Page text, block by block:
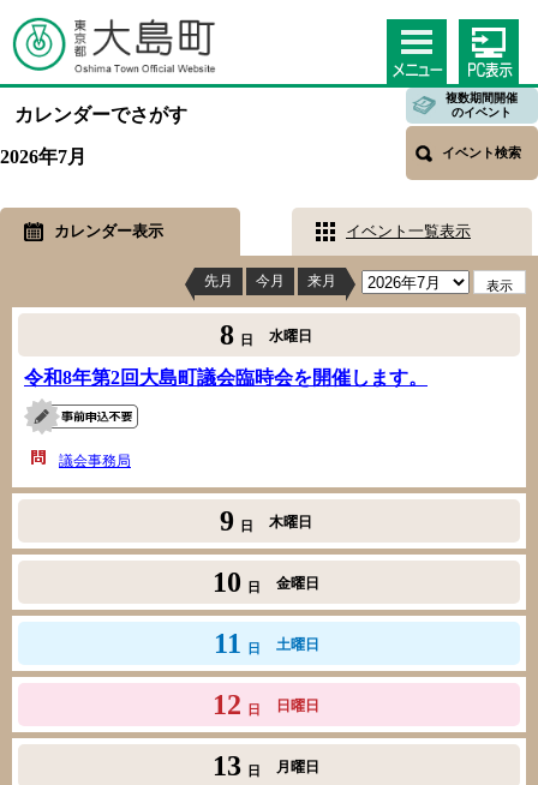
カレンダーでさがす
複数期間開催
のイベント
イベント検索
2026年7月
カレンダー表示 イベント一覧表示
先月 今月 来月
8 日 水曜日
令和8年第2回大島町議会臨時会を開催します。
議会事務局
9 日 木曜日
10 日 金曜日
11 日 土曜日
12 日 日曜日
13 日 月曜日